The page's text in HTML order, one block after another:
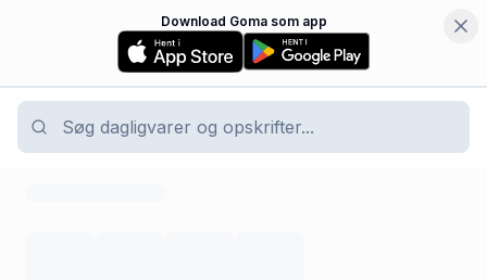
Download Goma som app